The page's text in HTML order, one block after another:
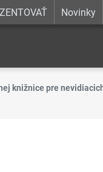
Novinky
knižnice pre